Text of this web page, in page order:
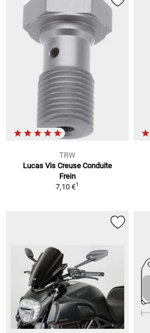
TRW
Lucas Vis Creuse Conduite
Frein
7,10 €1